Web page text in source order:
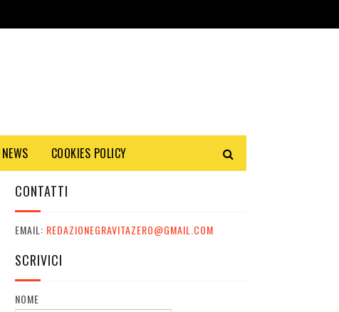
NEWS COOKIES POLICY
CONTATTI
EMAIL: REDAZIONEGRAVITAZERO@GMAIL.COM
SCRIVICI
NOME